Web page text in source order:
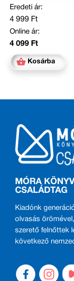
Eredeti ár:
4 999 Ft
Online ár:
4 099 Ft
Kosárba
MÓRA
CSALÁDTAG
Kiadónk
olvasás
szerető felnőttek
következő